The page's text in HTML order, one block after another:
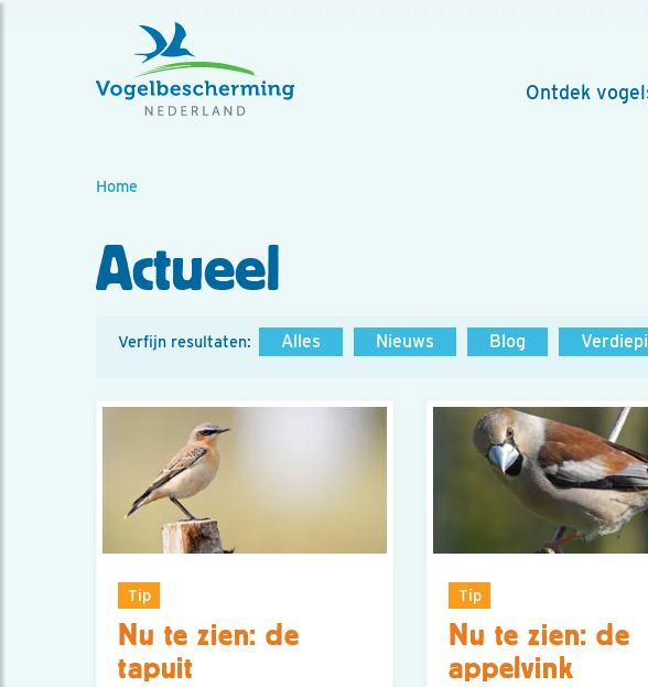
Ontdek
Home
Actueel
Verfijn resultaten: Alles Nieuws Blog
Tip
Nu te zien: de
tapuit
Tip
Nu te zien: de
appelvink